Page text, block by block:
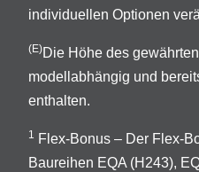
individuellen Optionen
(E)Die Höhe des
modellabhängig und
enthalten.
1 Flex-Bonus – Der Flex-
Baureihen EQA (H243),